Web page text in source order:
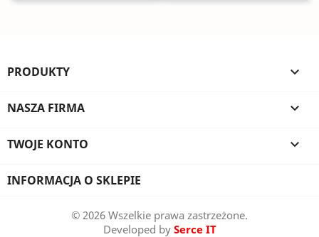
PRODUKTY 
NASZA FIRMA 
TWOJE KONTO 
INFORMACJA O SKLEPIE
© 2026 Wszelkie prawa zastrzeżone.
Developed by Serce IT